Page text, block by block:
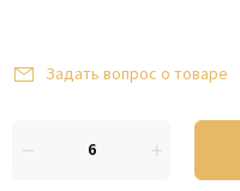
Задать вопрос о товаре